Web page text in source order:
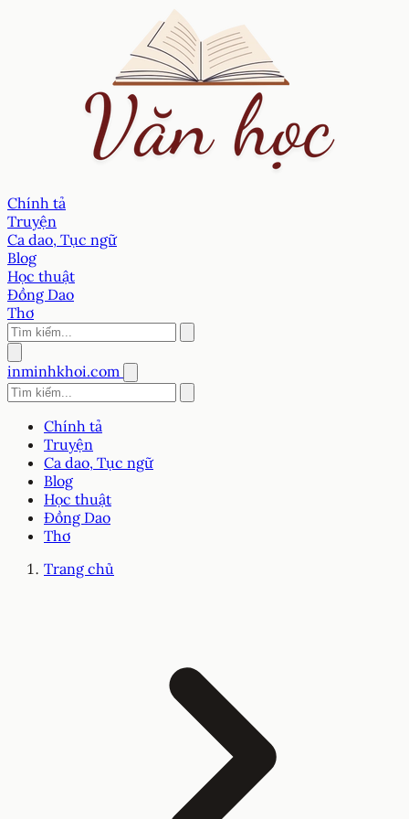
Chính tả
Truyện
Ca dao, Tục ngữ
Blog
Học thuật
Đồng Dao
Thơ
inminhkhoi.com
Chính tả
Truyện
Ca dao, Tục ngữ
Blog
Học thuật
Đồng Dao
Thơ
Trang chủ